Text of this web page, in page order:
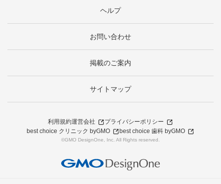
ヘルプ
お問い合わせ
掲載のご案内
サイトマップ
利用規約運営会社
プライバシーポリシー
best choice クリニック byGMO
best choice 歯科 byGMO
©GMO DesignOne, Inc. All Rights reserved.